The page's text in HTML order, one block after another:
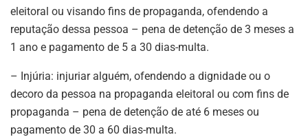
eleitoral ou visando fins de propaganda, ofendendo a
reputação dessa pessoa – pena de detenção de 3 meses a
1 ano e pagamento de 5 a 30 dias-multa.
– Injúria: injuriar alguém, ofendendo a dignidade ou o
decoro da pessoa na propaganda eleitoral ou com fins de
propaganda – pena de detenção de até 6 meses ou
pagamento de 30 a 60 dias-multa.